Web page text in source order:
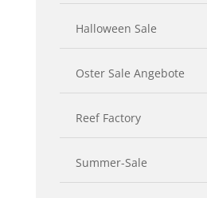
Halloween Sale
Oster Sale Angebote
Reef Factory
Summer-Sale